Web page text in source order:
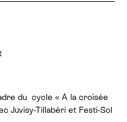
du cycle « À la croisée
Juvisy-Tillabéri et Festi-Sol